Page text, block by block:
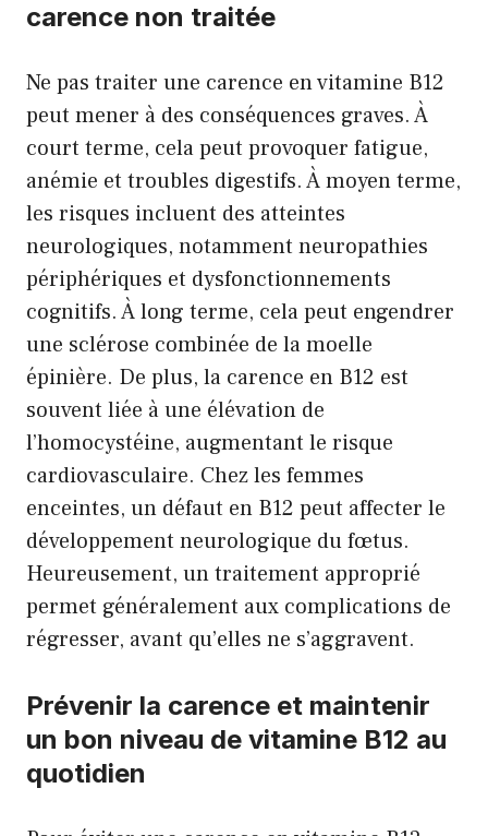
carence non traitée
Ne pas traiter une carence en vitamine B12
peut mener à des conséquences graves. À
court terme, cela peut provoquer fatigue,
anémie et troubles digestifs. À moyen terme,
les risques incluent des atteintes
neurologiques, notamment neuropathies
périphériques et dysfonctionnements
cognitifs. À long terme, cela peut engendrer
une sclérose combinée de la moelle
épinière. De plus, la carence en B12 est
souvent liée à une élévation de
l’homocystéine, augmentant le risque
cardiovasculaire. Chez les femmes
enceintes, un défaut en B12 peut affecter le
développement neurologique du fœtus.
Heureusement, un traitement approprié
permet généralement aux complications de
régresser, avant qu’elles ne s’aggravent.
Prévenir la carence et maintenir
un bon niveau de vitamine B12 au
quotidien